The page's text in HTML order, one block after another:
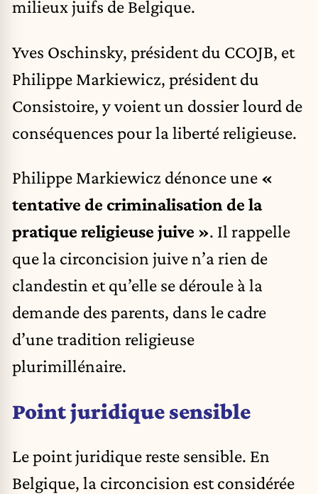
milieux juifs de Belgique.
Yves Oschinsky, président du CCOJB, et
Philippe Markiewicz, président du
Consistoire, y voient un dossier lourd de
conséquences pour la liberté religieuse.
Philippe Markiewicz dénonceune «
tentative de criminalisation de la
pratique religieuse juive ». Il rappelle
que la circoncision juive n’a rien de
clandestin et qu’elle se déroule à la
demande des parents, dans le cadre
d’une tradition religieuse
plurimillénaire.
Point juridique sensible
Le point juridique reste sensible. En
Belgique, la circoncision est considérée